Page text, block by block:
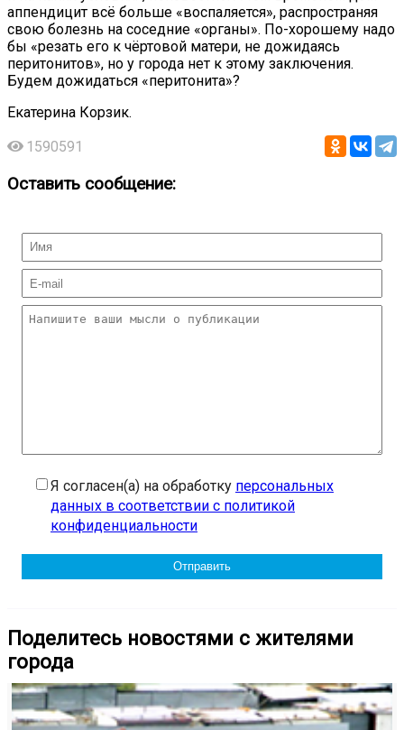
аппендицит всё больше «воспаляется», распространяя
свою болезнь на соседние «органы». По-хорошему надо
бы «резать его к чёртовой матери, не дожидаясь
перитонитов», но у города нет к этому заключения.
Будем дожидаться «перитонита»?
Екатерина Корзик.
1590591
Оставить сообщение:
Я согласен(а) на обработку персональных
данных в соответствии с политикой
конфиденциальности
Поделитесь новостями с жителями
города